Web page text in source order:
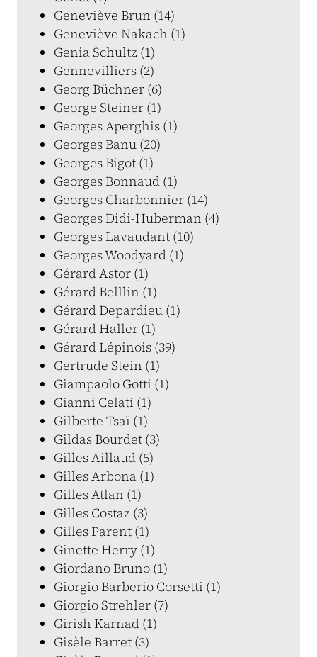
Geneviève Brun (14)
Geneviève Nakach (1)
Genia Schultz (1)
Gennevilliers (2)
Georg Büchner (6)
George Steiner (1)
Georges Aperghis (1)
Georges Banu (20)
Georges Bigot (1)
Georges Bonnaud (1)
Georges Charbonnier (14)
Georges Didi-Huberman (4)
Georges Lavaudant (10)
Georges Woodyard (1)
Gérard Astor (1)
Gérard Belllin (1)
Gérard Depardieu (1)
Gérard Haller (1)
Gérard Lépinois (39)
Gertrude Stein (1)
Giampaolo Gotti (1)
Gianni Celati (1)
Gilberte Tsaï (1)
Gildas Bourdet (3)
Gilles Aillaud (5)
Gilles Arbona (1)
Gilles Atlan (1)
Gilles Costaz (3)
Gilles Parent (1)
Ginette Herry (1)
Giordano Bruno (1)
Giorgio Barberio Corsetti (1)
Giorgio Strehler (7)
Girish Karnad (1)
Gisèle Barret (3)